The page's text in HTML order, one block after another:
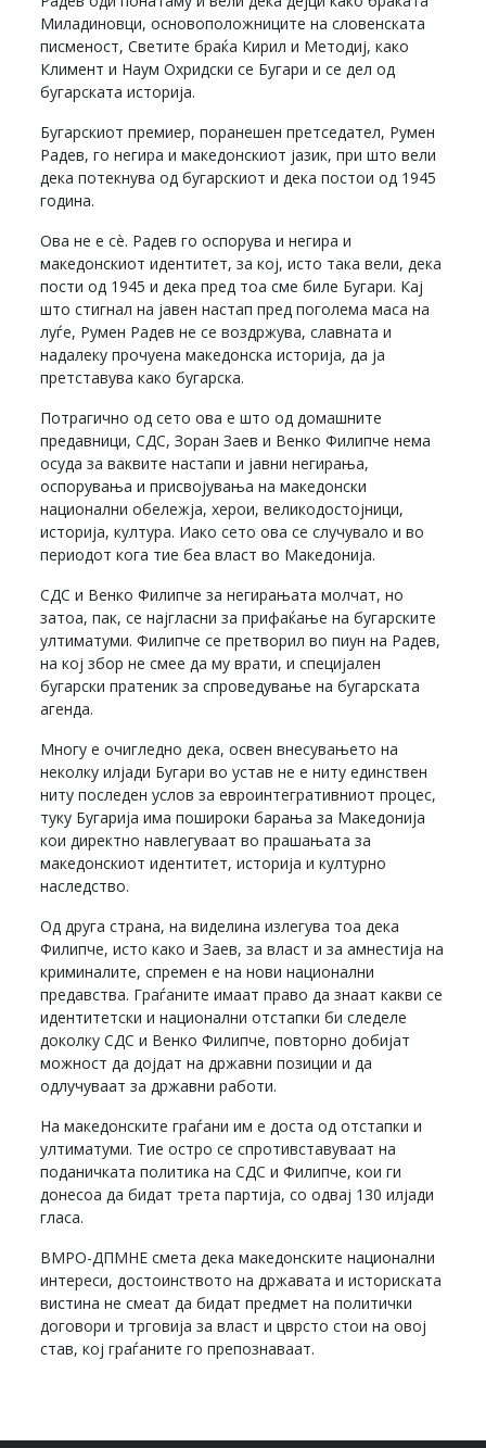
Миладиновци, основоположниците на словенската
писменост, Светите браќа Кирил и Методиј, како
Климент и Наум Охридски се Бугари и се дел од
бугарската историја.
Бугарскиот премиер, поранешен претседател, Румен
Радев, го негира и македонскиот јазик, при што вели
дека потекнува од бугарскиот и дека постои од 1945
година.
Ова не е сè. Радев го оспорува и негира и
македонскиот идентитет, за кој, исто така вели, дека
пости од 1945 и дека пред тоа сме биле Бугари. Кај
што стигнал на јавен настап пред поголема маса на
луѓе, Румен Радев не се воздржува, славната и
надалеку прочуена македонска историја, да ја
претставува како бугарска.
Потрагично од сето ова е што од домашните
предавници, СДС, Зоран Заев и Венко Филипче нема
осуда за ваквите настапи и јавни негирања,
оспорувања и присвојувања на македонски
национални обележја, херои, великодостојници,
историја, култура. Иако сето ова се случувало и во
периодот кога тие беа власт во Македонија.
СДС и Венко Филипче за негирањата молчат, но
затоа, пак, се најгласни за прифаќање на бугарските
ултиматуми. Филипче се претворил во пиун на Радев,
на кој збор не смее да му врати, и специјален
бугарски пратеник за спроведување на бугарската
агенда.
Многу е очигледно дека, освен внесувањето на
неколку илјади Бугари во устав не е ниту единствен
ниту последен услов за евроинтегративниот процес,
туку Бугарија има пошироки барања за Македонија
кои директно навлегуваат во прашањата за
македонскиот идентитет, историја и културно
наследство.
Од друга страна, на виделина излегува тоа дека
Филипче, исто како и Заев, за власт и за амнестија на
криминалите, спремен е на нови национални
предавства. Граѓаните имаат право да знаат какви се
идентитетски и национални отстапки би следеле
доколку СДС и Венко Филипче, повторно добијат
можност да дојдат на државни позиции и да
одлучуваат за државни работи.
На македонските граѓани им е доста од отстапки и
ултиматуми. Тие остро се спротивставуваат на
поданичката политика на СДС и Филипче, кои ги
донесоа да бидат трета партија, со одвај 130 илјади
гласа.
ВМРО-ДПМНЕ смета дека македонските национални
интереси, достоинството на државата и историската
вистина не смеат да бидат предмет на политички
договори и трговија за власт и цврсто стои на овој
став, кој граѓаните го препознаваат.